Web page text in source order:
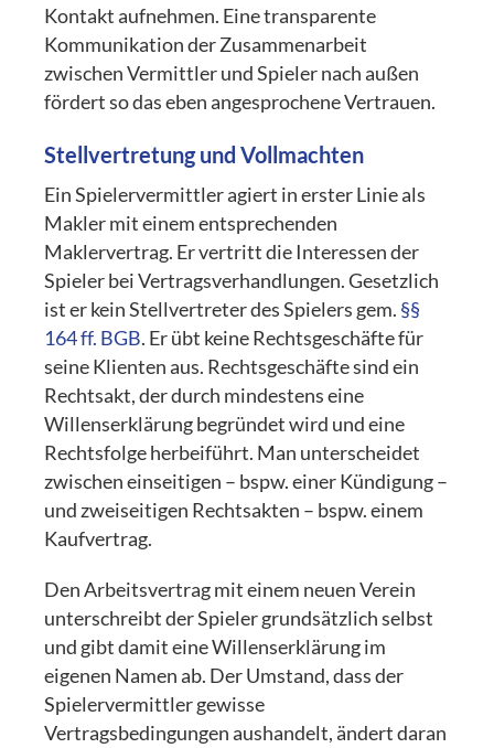
Kontakt aufnehmen. Eine transparente
Kommunikation der Zusammenarbeit
zwischen Vermittler und Spieler nach außen
fördert so das eben angesprochene Vertrauen.
Stellvertretung und Vollmachten
Ein Spielervermittler agiert in erster Linie als
Makler mit einem entsprechenden
Maklervertrag. Er vertritt die Interessen der
Spieler bei Vertragsverhandlungen. Gesetzlich
ist er kein Stellvertreter des Spielers gem. §§
164 ff. BGB. Er übt keine Rechtsgeschäfte für
seine Klienten aus. Rechtsgeschäfte sind ein
Rechtsakt, der durch mindestens eine
Willenserklärung begründet wird und eine
Rechtsfolge herbeiführt. Man unterscheidet
zwischen einseitigen – bspw. einer Kündigung –
und zweiseitigen Rechtsakten – bspw. einem
Kaufvertrag.
Den Arbeitsvertrag mit einem neuen Verein
unterschreibt der Spieler grundsätzlich selbst
und gibt damit eine Willenserklärung im
eigenen Namen ab. Der Umstand, dass der
Spielervermittler gewisse
Vertragsbedingungen aushandelt, ändert daran